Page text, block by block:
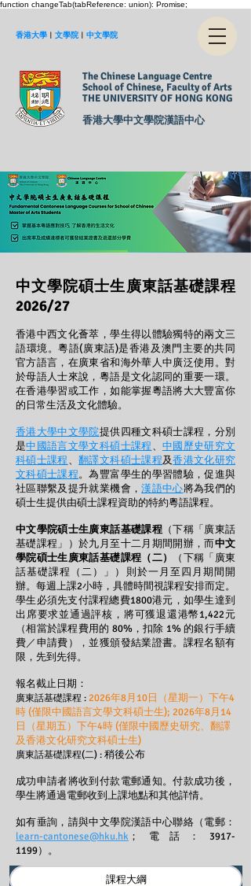
function changeTab(tabReference: union): Promise;
香港大學 ︱ 文學院 ︱ 中文學院
The Chinese Language Centre
School of Chinese, Faculty of Arts
THE UNIVERSITY OF HONG KONG
香港大學中文學院漢語中心
中文學院碩士生廣東話基礎課程
2026/27
香港中西文化薈萃，學生得以體驗獨特的兩文三
語環境。粵語(廣東話)是香港及澳門主要的共同
官方語言，在廣東省和海外華人中廣泛使用。對
於母語人士來說，粵語是文化認同的重要一環。
在香港學習或工作，如能掌握粵語將大大豐富你
的日常生活及文化體驗。
香港大學中文學院提供四種文科碩士課程，分別
是中國語言文學文科碩士課程、 中國歷史研究文
科碩士課程、翻譯文科碩士課程及香港文化研究
文科碩士課程。為豐富學生的學習體驗，促進與
社區聯繫及提升就業機會，漢語中心將為我們的
碩士生提供由碩士課程資助的特約粵語課程。
中文學院碩士生廣東話基礎課程（下稱「 廣東話
基礎課程」）於九月至十二月期間開辦，而中文
學院碩士生廣東話基礎課程（二）
（下稱「 廣東
話基礎課程（二）」）則於一月至四月期間開
辦。每週上課2小時，具體時間視課程安排而定。
學生必須先支付課程總費1800港元，如學生達到
出席要求並通過評核，將可獲退還港幣1,422元
（相當於課程費用的 80%，扣除 1% 的銀行手續
費／申請費），並獲頒發結業證書。課程名額有
限，先到先得。
報名截止日期：
廣東話基礎課程 : 2026年8月10日（星期一）下午4
時 (僅限中國語言文學文科碩士生); 2026年8月14
日（星期五）下午4時 (僅限中國歷史研究、翻譯
及香港文化研究文科碩士生)
廣東話基礎課程(二) : 稍後公布
成功申請者將收到付款電郵通知。付款成功後，
學生將通過電郵收到上課地點和其他詳情。
如有垂詢，請與中文學院漢語中心聯絡（電郵：
learn-cantonese@hku.hk ；電話：3917-
1199）。
課程大綱